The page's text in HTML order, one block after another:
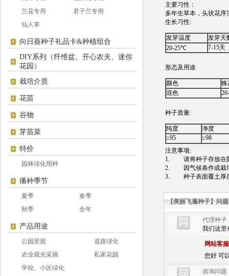
兰花专用
君子兰专用
仙人掌
向日葵种子礼品卡&种植组合
DIY系列（纤维盆、开心农夫、迷你
花园）
栽培介质
花苗
谷物
芽苗菜
特价
园林绿化用种
播种季节
夏季
春季
秋季
全年
产品用途
公园景观
道路绿化
农业观光采摘
私家花园
学校、小区绿化
主要习性：
多年生草本，头状花
生长习性:
发芽温度
发芽天
20-25℃
7-15天
形态及用途
颜色
株
混色
种子质量:
纯度
净度
≥95
≥98
注意事项:
1. 请将种子存放在
2. 因气候条件或栽培
3. 种子表面覆土厚度
【美丽飞蓬种子】问
代理种子
我们这里
网站客
您好 可
咨询问题